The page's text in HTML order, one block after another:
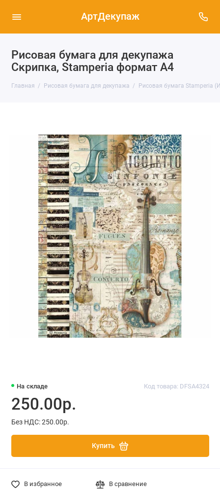
АртДекупаж
Рисовая бумага для декупажа
Скрипка, Stamperia формат А4
Главная Рисовая бумага для декупажа Рисовая бумага Stamperia
На складе Код товара: DFSA4324
250.00р.
Без НДС: 250.00р.
Купить
В избранное В сравнение